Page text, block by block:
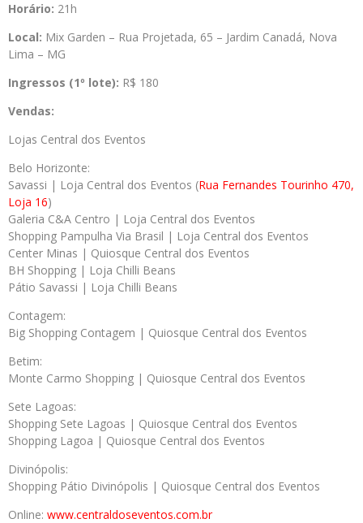
Horário: 21h
Local: Mix Garden – Rua Projetada, 65 – Jardim Canadá, Nova
Lima – MG
Ingressos (1º lote): R$ 180
Vendas:
Lojas Central dos Eventos
Belo Horizonte:
Savassi | Loja Central dos Eventos (Rua Fernandes Tourinho 470,
Loja 16)
Galeria C&A Centro | Loja Central dos Eventos
Shopping Pampulha Via Brasil | Loja Central dos Eventos
Center Minas | Quiosque Central dos Eventos
BH Shopping | Loja Chilli Beans
Pátio Savassi | Loja Chilli Beans
Contagem:
Big Shopping Contagem | Quiosque Central dos Eventos
Betim:
Monte Carmo Shopping | Quiosque Central dos Eventos
Sete Lagoas:
Shopping Sete Lagoas | Quiosque Central dos Eventos
Shopping Lagoa | Quiosque Central dos Eventos
Divinópolis:
Shopping Pátio Divinópolis | Quiosque Central dos Eventos
Online: www.centraldoseventos.com.br